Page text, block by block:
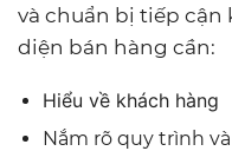
và chuẩn bị tiếp cận
diện bán hàng cần:
Hiểu về khách hàng
Nắm rõ quy trình